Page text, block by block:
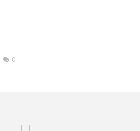
0